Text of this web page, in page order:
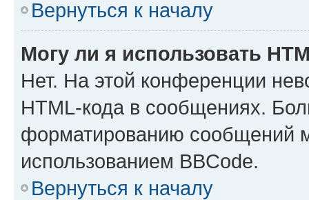
Вернуться к началу
Могу ли я использовать
Нет. На этой конференции
HTML-кода в сообщениях.
форматированию сообщений
использованием BBCode.
Вернуться к началу